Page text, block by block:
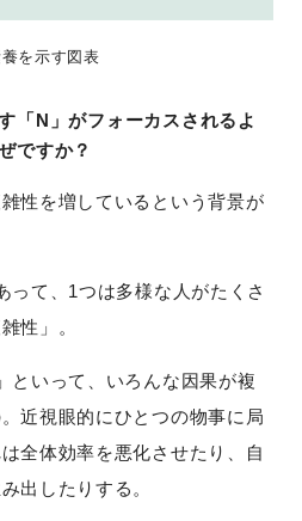
を示す図表
「N」がフォーカスされるよ
ですか？
性を増しているという背景が
って、1つは多様な人がたくさ
性」。
といって、いろんな因果が複
近視眼的にひとつの物事に局
全体効率を悪化させたり、自
出したりする。